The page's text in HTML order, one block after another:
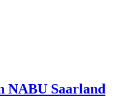
NABU Saarland